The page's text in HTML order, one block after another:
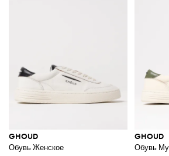
GHOUD
Обувь Женское
GHOUD
Обувь